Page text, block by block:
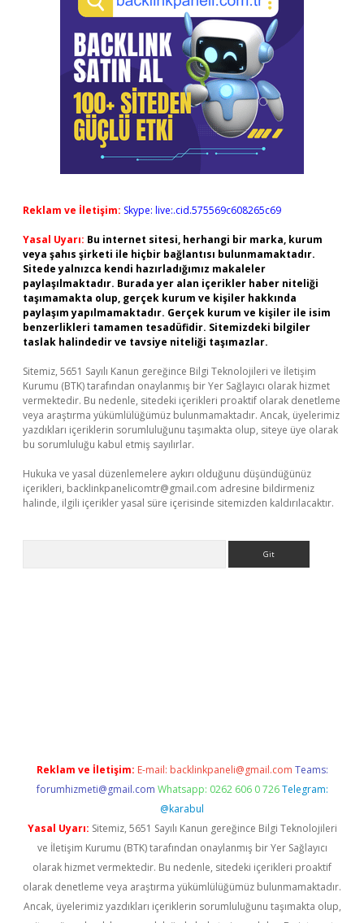
Reklam ve İletişim: Skype: live:.cid.575569c608265c69
Yasal Uyarı: Bu internet sitesi, herhangi bir marka, kurum
veya şahıs şirketi ile hiçbir bağlantısı bulunmamaktadır.
Sitede yalnızca kendi hazırladığımız makaleler
paylaşılmaktadır. Burada yer alan içerikler haber niteliği
taşımamakta olup, gerçek kurum ve kişiler hakkında
paylaşım yapılmamaktadır. Gerçek kurum ve kişiler ile isim
benzerlikleri tamamen tesadüfidir. Sitemizdeki bilgiler
taslak halindedir ve tavsiye niteliği taşımazlar.
Sitemiz, 5651 Sayılı Kanun gereğince Bilgi Teknolojileri ve İletişim
Kurumu (BTK) tarafından onaylanmış bir Yer Sağlayıcı olarak hizmet
vermektedir. Bu nedenle, sitedeki içerikleri proaktif olarak denetleme
veya araştırma yükümlülüğümüz bulunmamaktadır. Ancak, üyelerimiz
yazdıkları içeriklerin sorumluluğunu taşımakta olup, siteye üye olarak
bu sorumluluğu kabul etmiş sayılırlar.
Hukuka ve yasal düzenlemelere aykırı olduğunu düşündüğünüz
içerikleri, backlinkpanelicomtr@gmail.com adresine bildirmeniz
halinde, ilgili içerikler yasal süre içerisinde sitemizden kaldırılacaktır.
Reklam ve İletişim: E-mail: backlinkpaneli@gmail.com Teams:
forumhizmeti@gmail.com Whatsapp: 0262 606 0 726 Telegram:
@karabul
Yasal Uyarı: Sitemiz, 5651 Sayılı Kanun gereğince Bilgi Teknolojileri
ve İletişim Kurumu (BTK) tarafından onaylanmış bir Yer Sağlayıcı
olarak hizmet vermektedir. Bu nedenle, sitedeki içerikleri proaktif
olarak denetleme veya araştırma yükümlülüğümüz bulunmamaktadır.
Ancak, üyelerimiz yazdıkları içeriklerin sorumluluğunu taşımakta olup,